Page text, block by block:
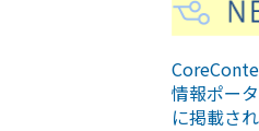
情報ポー
に掲載さ